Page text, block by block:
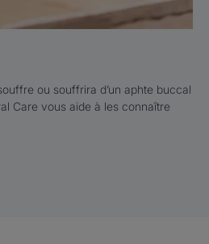
ou souffrira d’un aphte buccal
Care vous aide à les connaître